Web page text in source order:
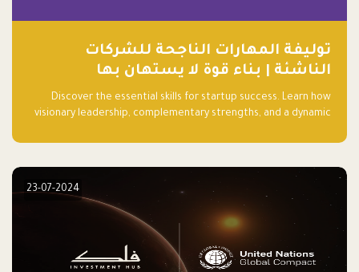
توليفة المهارات الناجحة للشركات
الناشئة | بناء قوة لا يستهان بها
Discover the essential skills for startup success. Learn how
visionary leadership, complementary strengths, and a dynamic
elevate your startup! Follow us @FalakHub
23-07-2024